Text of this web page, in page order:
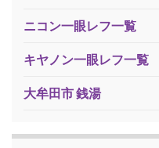
ニコン一眼レフ一覧
キヤノン一眼レフ一覧
大牟田市 銭湯